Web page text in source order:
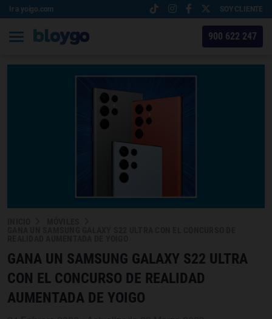
Ir a yoigo.com SOY CLIENTE
900 622 247
GANA UN SAMSUNG GALAXY S22 ULTRA
CON EL CONCURSO DE REALIDAD
AUMENTADA DE YOIGO